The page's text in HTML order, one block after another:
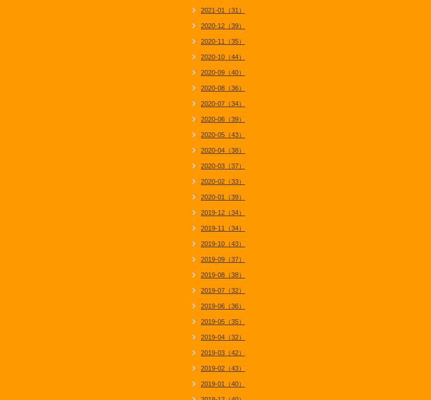
2021-01（31）
2020-12（39）
2020-11（35）
2020-10（44）
2020-09（40）
2020-08（36）
2020-07（34）
2020-06（39）
2020-05（43）
2020-04（38）
2020-03（37）
2020-02（33）
2020-01（39）
2019-12（34）
2019-11（34）
2019-10（43）
2019-09（37）
2019-08（38）
2019-07（32）
2019-06（36）
2019-05（35）
2019-04（32）
2019-03（42）
2019-02（43）
2019-01（40）